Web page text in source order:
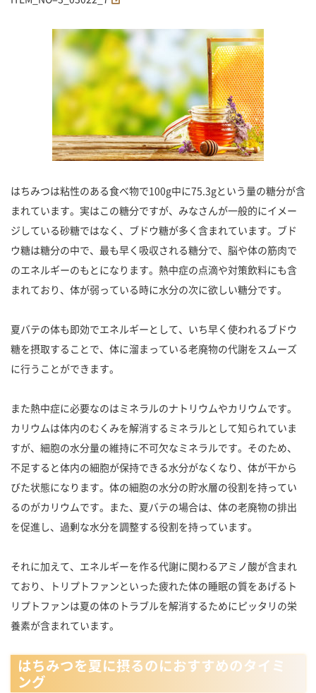
はちみつは粘性のある食べ物で100g中に75.3gという量の糖分が含
まれています。実はこの糖分ですが、みなさんが一般的にイメー
ジしている砂糖ではなく、ブドウ糖が多く含まれています。ブド
ウ糖は糖分の中で、最も早く吸収される糖分で、脳や体の筋肉で
のエネルギーのもとになります。熱中症の点滴や対策飲料にも含
まれており、体が弱っている時に水分の次に欲しい糖分です。
夏バテの体も即効でエネルギーとして、いち早く使われるブドウ
糖を摂取することで、体に溜まっている老廃物の代謝をスムーズ
に行うことができます。
また熱中症に必要なのはミネラルのナトリウムやカリウムです。
カリウムは体内のむくみを解消するミネラルとして知られていま
すが、細胞の水分量の維持に不可欠なミネラルです。そのため、
不足すると体内の細胞が保持できる水分がなくなり、体が干から
びた状態になります。体の細胞の水分の貯水層の役割を持ってい
るのがカリウムです。また、夏バテの場合は、体の老廃物の排出
を促進し、過剰な水分を調整する役割を持っています。
それに加えて、エネルギーを作る代謝に関わるアミノ酸が含まれ
ており、トリプトファンといった疲れた体の睡眠の質をあげるト
リプトファンは夏の体のトラブルを解消するためにピッタリの栄
養素が含まれています。
はちみつを夏に摂るのにおすすめのタイミ
ング